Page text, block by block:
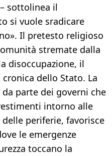
sottolinea il
si vuole sradicare
Il pretesto religioso
stremate dalla
disoccupazione, il
dello Stato. La
parte dei governi che
intorno alle
periferie, favorisce
le emergenze
toccano la